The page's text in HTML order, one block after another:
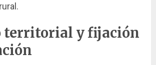
territorial y fijación